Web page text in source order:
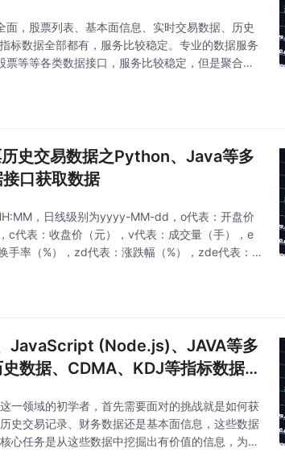
，股票列表、基本面信息、实时交易数据、历史
标数据全部都有，服务比较稳定。专业的数据服务
等等各类数据接口，服务比较稳定，但是聚合数
史交易数据之Python、Java等多
口获取数据
，日线级别为yyyy-MM-dd，o代表：开盘价
c代表：收盘价（元），v代表：成交量（手），e
率（%），zd代表：涨跌幅（%），zde代表：
JavaScript (Node.js)、JAVA等多
数据、CDMA、KDJ等指标数据）
一领域的初学者，首先需要面对的挑战就是如何获
史交易记录、财务数据还是基本面信息，这些数据
心任务是从这些数据中挖掘出有价值的信息，为我